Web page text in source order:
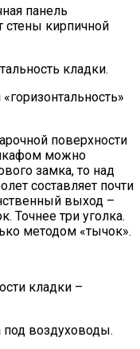
панель
стены кирпичной
поверхности
можно
замка, то над
составляет почти
выход –
Точнее три уголка.
методом «тычок».
кладки –